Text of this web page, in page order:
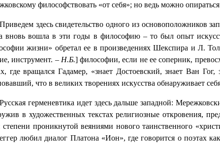
философствовать «от себя»; но ведь можно
Приведем здесь свидетельство одного из основоположников
вновь вошла в эти годы в философию – то был опыт
жизни» обретал ее в произведениях Шекспира и Л.
инструмент. – Н.Б.] философии, если не ее соперник,
где вращался Гадамер, «знает Достоевский, знает Ван
что в великих творениях искусства обнаруживает
Русская герменевтика идет здесь дальше западной:
в художественных текстах религиозные откровения,
степени проникнутой веяниями нового таинственного
любил диалог Платона «Ион», где говорится о поэтах